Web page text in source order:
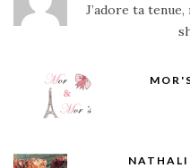
J’adore ta